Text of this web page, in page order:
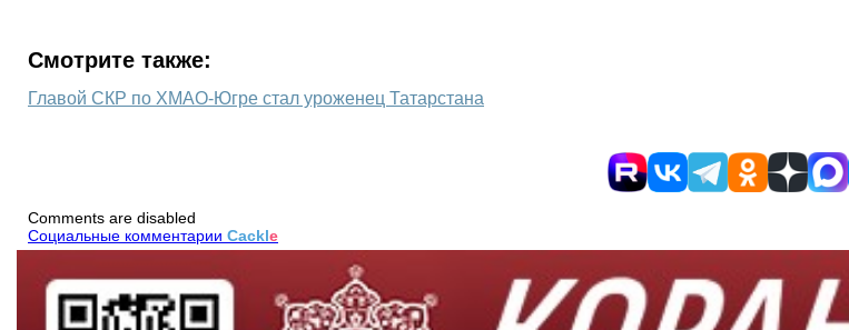
Смотрите также:
Главой СКР по ХМАО-Югре стал уроженец Татарстана
Comments are disabled
Социальные комментарии Cackle